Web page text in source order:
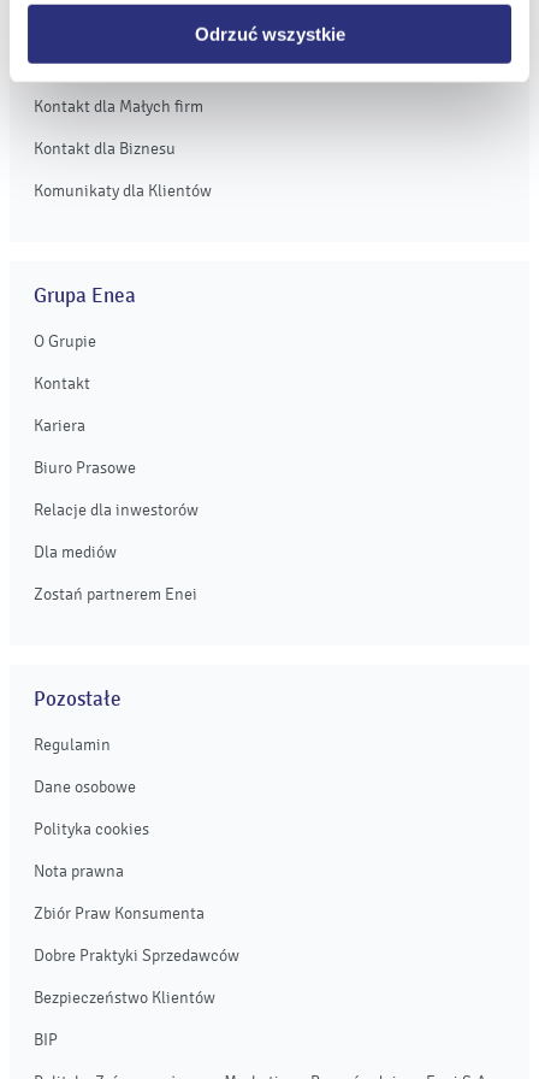
Odrzuć wszystkie
Obsługa Klienta dla Biznesu
Kontakt dla Domu
Kontakt dla Małych firm
Kontakt dla Biznesu
Komunikaty dla Klientów
Grupa Enea
O Grupie
Kontakt
Kariera
Biuro Prasowe
Relacje dla inwestorów
Dla mediów
Zostań partnerem Enei
Pozostałe
Regulamin
Dane osobowe
Polityka cookies
Nota prawna
Zbiór Praw Konsumenta
Dobre Praktyki Sprzedawców
Bezpieczeństwo Klientów
BIP